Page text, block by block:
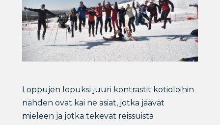
Loppujen lopuksi juuri kontrastit kotioloihin
nähden ovat kai ne asiat, jotka jäävät
mieleen ja jotka tekevät reissuista